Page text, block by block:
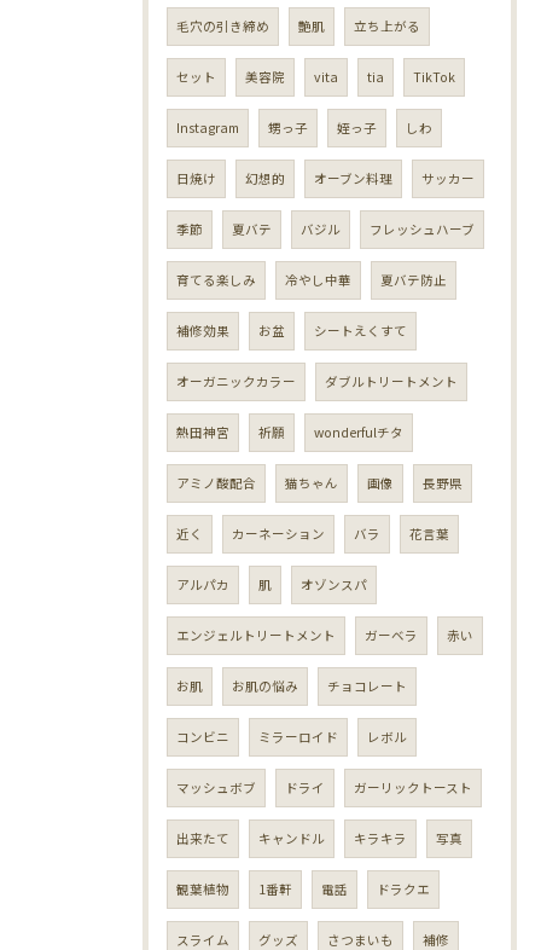
毛穴の引き締め 艶肌 立ち上がる
セット 美容院 vita tia TikTok
Instagram 甥っ子 姪っ子 しわ
日焼け 幻想的 オーブン料理 サッカー
季節 夏バテ バジル フレッシュハーブ
育てる楽しみ 冷やし中華 夏バテ防止
補修効果 お盆 シートえくすて
オーガニックカラー ダブルトリートメント
熱田神宮 祈願 wonderfulチタ
アミノ酸配合 猫ちゃん 画像 長野県
近く カーネーション バラ 花言葉
アルパカ 肌 オゾンスパ
エンジェルトリートメント ガーベラ 赤い
お肌 お肌の悩み チョコレート
コンビニ ミラーロイド レボル
マッシュボブ ドライ ガーリックトースト
出来たて キャンドル キラキラ 写真
観葉植物 1番軒 電話 ドラクエ
スライム グッズ さつまいも 補修